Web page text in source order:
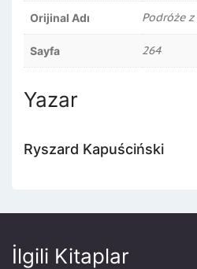
Orijinal Adı Podróże
Sayfa 264
Yazar
Ryszard Kapuściński
İlgili Kitaplar